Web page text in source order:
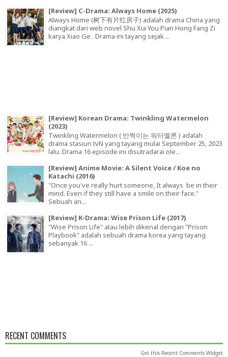
[Review] C-Drama: Always Home (2025)
Always Home (树下有片红房子) adalah drama China yang
diangkat dari web novel Shu Xia You Pian Hong Fang Zi
karya Xiao Ge . Drama ini tayang sejak ...
[Review] Korean Drama: Twinkling Watermelon
(2023)
Twinkling Watermelon ( 반짝이는 워터멜론 ) adalah
drama stasiun tvN yang tayang mulai September 25, 2023
lalu. Drama 16 episode ini disutradarai ole...
[Review] Anime Movie: A Silent Voice / Koe no
Katachi (2016)
"Once you've really hurt someone, It always be in their
mind. Even if they still have a smile on their face."
Sebuah an...
[Review] K-Drama: Wise Prison Life (2017)
"Wise Prison Life" atau lebih dikenal dengan "Prison
Playbook" adalah sebuah drama korea yang tayang
sebanyak 16 ...
RECENT COMMENTS
Get this Recent Comments Widget